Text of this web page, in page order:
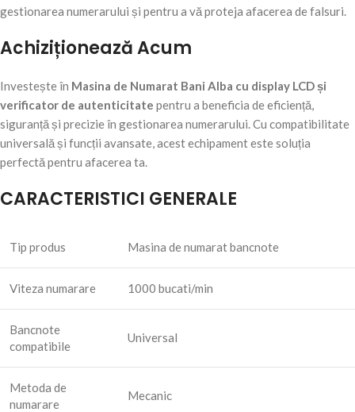
gestionarea numerarului și pentru a vă proteja afacerea de falsuri.
Achiziționează Acum
Investește în Masina de Numarat Bani Alba cu display LCD și
verificator de autenticitate pentru a beneficia de eficiență,
siguranță și precizie în gestionarea numerarului. Cu compatibilitate
universală și funcții avansate, acest echipament este soluția
perfectă pentru afacerea ta.
CARACTERISTICI GENERALE
Tip produs Masina de numarat bancnote
Viteza numarare 1000 bucati/min
Bancnote
compatibile
Universal
Metoda de
numarare
Mecanic